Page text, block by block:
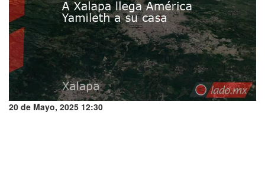
20 de Mayo, 2025 12:30